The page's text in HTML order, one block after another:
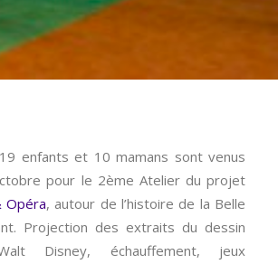
enfants et 10 mamans sont venus
pour le 2ème Atelier du projet
Opéra, autour de l’histoire de la Belle
Projection des extraits du dessin
Disney, échauffement, jeux